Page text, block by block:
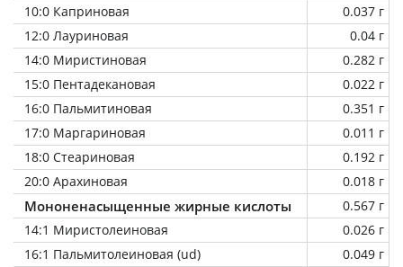
10:0 Каприновая
0.037 г
12:0 Лауриновая
0.04 г
14:0 Миристиновая
0.282 г
15:0 Пентадекановая
0.022 г
16:0 Пальмитиновая
0.351 г
17:0 Маргариновая
0.011 г
18:0 Стеариновая
0.192 г
20:0 Арахиновая
0.018 г
Мононенасыщенные жирные кислоты
0.567 г
14:1 Миристолеиновая
0.026 г
16:1 Пальмитолеиновая (ud)
0.049 г